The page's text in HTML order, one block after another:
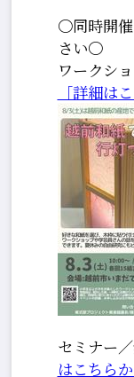
〇同時開
さい〇
ワークシ
［詳細は
セミナー
はこちらか